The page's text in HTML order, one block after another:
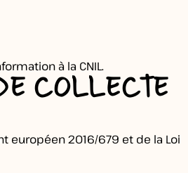
à la CNIL.
COLLECTE
européen 2016/679 et de la Loi